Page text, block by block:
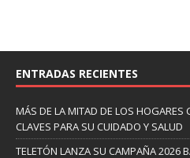
ENTRADAS RECIENTES
MÁS DE LA MITAD DE LOS HOGARES
CLAVES PARA SU CUIDADO Y SALUD
TELETÓN LANZA SU CAMPAÑA 2026